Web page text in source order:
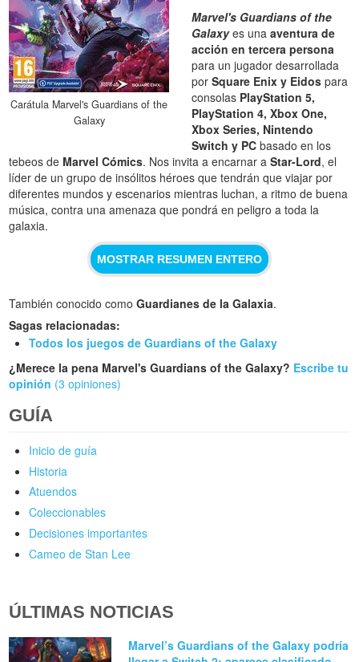
Carátula Marvel's Guardians of the
Galaxy
Marvel's Guardians of the
Galaxyes unaaventura de
acción en tercera persona
para un jugador desarrollada
porSquare Enix y Eidos para
consolas PlayStation 5,
PlayStation 4, Xbox One,
Xbox Series, Nintendo
Switch y PC basado en los
tebeos de Marvel Cómics. Nos invita a encarnar aStar-Lord, el
líder de un grupo de insólitos héroes que tendrán que viajar por
diferentes mundos y escenarios mientras luchan, a ritmo de buena
música, contra una amenaza que pondrá en peligro a toda la
galaxia.
MOSTRAR RESUMEN ENTERO
También conocido comoGuardianes de la Galaxia.
Sagas relacionadas:
Todos los juegos de Guardians of the Galaxy
¿Merece la pena Marvel's Guardians of the Galaxy? Escribe tu
opinión (3 opiniones)
GUÍA
Inicio de guía
Historia
Atuendos
Coleccionables
Decisiones importantes
Cameo de Stan Lee
ÚLTIMAS NOTICIAS
Marvel’s Guardians of the Galaxy podría